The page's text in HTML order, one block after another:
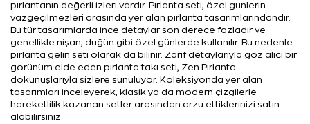
pırlantanın değerli izleri vardır. Pırlanta seti, özel günlerin
vazgeçilmezleri arasında yer alan pırlanta tasarımlarındandır.
Bu tür tasarımlarda ince detaylar son derece fazladır ve
genellikle nişan, düğün gibi özel günlerde kullanılır. Bu nedenle
pırlanta gelin seti olarak da bilinir. Zarif detaylarıyla göz alıcı bir
görünüm elde eden pırlanta takı seti, Zen Pırlanta
dokunuşlarıyla sizlere sunuluyor. Koleksiyonda yer alan
tasarımları inceleyerek, klasik ya da modern çizgilerle
hareketlilik kazanan setler arasından arzu ettiklerinizi satın
alabilirsiniz.